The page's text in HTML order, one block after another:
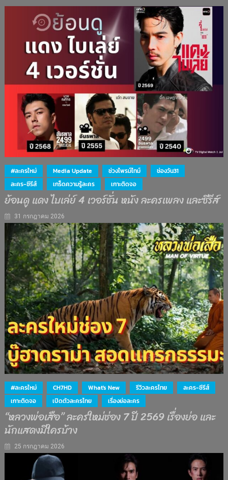
#ละครใหม่ Media Update ช่วงไพรม์ไทม์
ช่องวัน31
ละคร-ซีรีส์
เกร็ดความรู้ละคร เกาะติดจอ
ย้อนดู แดง ไบเล่ย์ 4 เวอร์ชั่น หนัง ละครเพลง และซีรีส์
31 กรกฎาคม 2026
#ละครใหม่ CH7HD What's New รีวิวละครไทย
ละคร-ซีรีส์
เกาะติดจอ
เปิดตัวละครไทย เรื่องย่อละคร
“หลวงพ่อเสือ” ละครใหม่ช่อง 7 ปี 2569 เรื่องย่อ และ
นักแสดงมีใครบ้าง
25 กรกฎาคม 2026